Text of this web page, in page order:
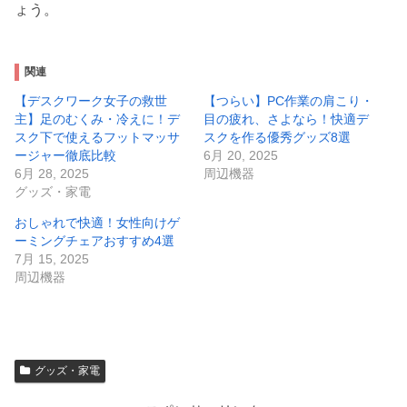
ょう。
関連
【デスクワーク女子の救世
主】足のむくみ・冷えに！デ
スク下で使えるフットマッサ
ージャー徹底比較
6月 28, 2025
グッズ・家電
【つらい】PC作業の肩こり・
目の疲れ、さよなら！快適デ
スクを作る優秀グッズ8選
6月 20, 2025
周辺機器
おしゃれで快適！女性向けゲ
ーミングチェアおすすめ4選
7月 15, 2025
周辺機器
グッズ・家電